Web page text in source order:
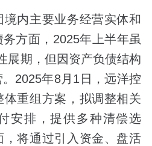
内主要业务经营实体和
方面，2025年上半年虽
展期，但因资产负债结构
2025年8月1日，远洋控
体重组方案，拟调整相关
安排，提供多种清偿选
将通过引入资金、盘活